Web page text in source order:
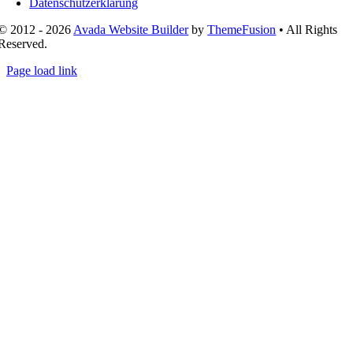
Datenschutzerklärung
2012 - 2026 Avada Website BuilderbyThemeFusion • All Rights
Page load link